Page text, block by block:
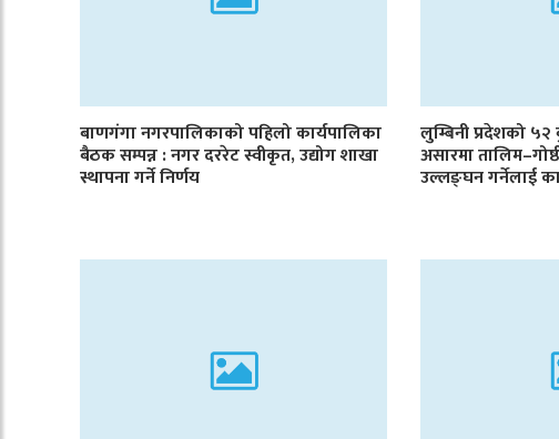
बाणगंगा नगरपालिकाको पहिलो कार्यपालिका
बैठक सम्पन्न : नगर दररेट स्वीकृत, उद्योग शाखा
स्थापना गर्ने निर्णय
लुम्बिनी प्रदेशको
असारमा
उल्लङ्घन गर्नेलाई